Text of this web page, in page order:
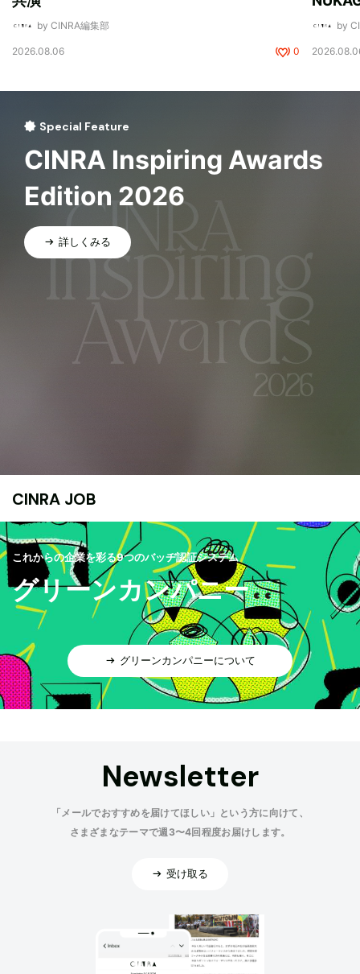
by CINRA編集部
2026.08.06 0
by
Special Feature
CINRA Inspiring Awards
Edition 2026
詳しくみる
CINRA JOB
これからの企業を彩る9つのバッヂ認証システム
グリーンカンパニー
グリーンカンパニーについて
Newsletter
「メールでおすすめを届けてほしい」という方に向けて、
さまざまなテーマで週3〜4回程度お届けします。
受け取る